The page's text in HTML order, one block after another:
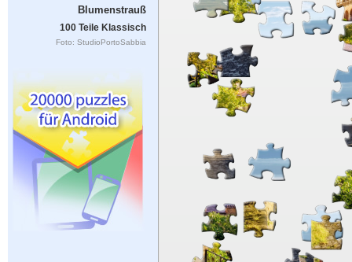
Blumenstrauß
100 Teile Klassisch
Foto: StudioPortoSabbia